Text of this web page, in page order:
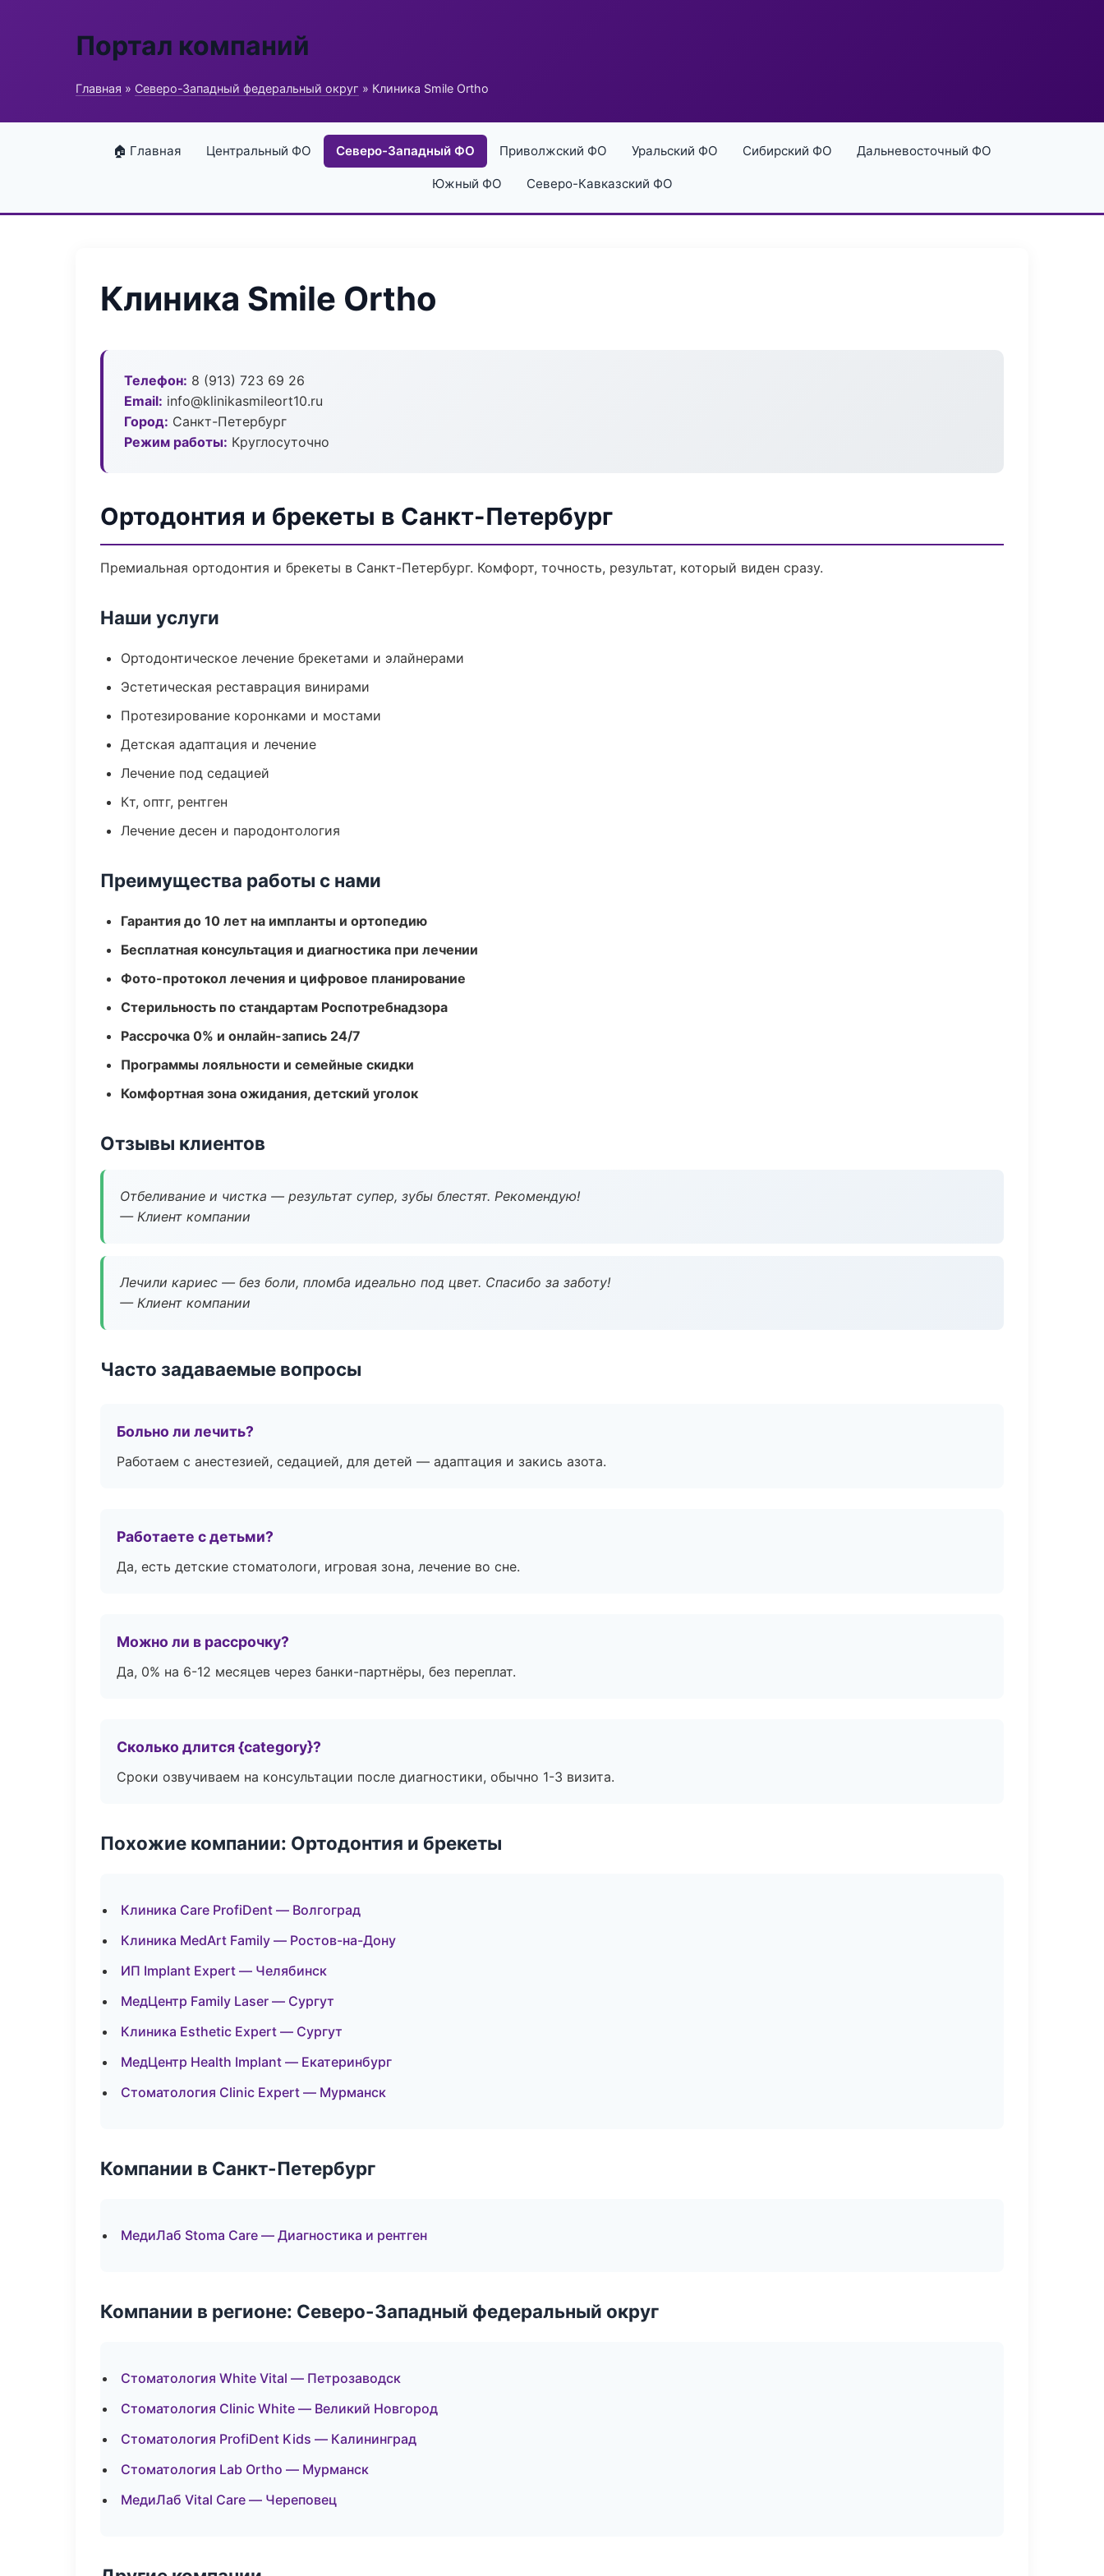
Портал компаний
Главная » Северо-Западный федеральный округ » Клиника Smile Ortho
🏠 Главная Центральный ФО Северо-Западный ФО Приволжский ФО Уральский ФО Сибирский ФО Дальневосточный ФО
Южный ФО Северо-Кавказский ФО
Клиника Smile Ortho
Телефон: 8 (913) 723 69 26
Email: info@klinikasmileort10.ru
Город: Санкт-Петербург
Режим работы: Круглосуточно
Ортодонтия и брекеты в Санкт-Петербург
Премиальная ортодонтия и брекеты в Санкт-Петербург. Комфорт, точность, результат, который виден сразу.
Наши услуги
Ортодонтическое лечение брекетами и элайнерами
Эстетическая реставрация винирами
Протезирование коронками и мостами
Детская адаптация и лечение
Лечение под седацией
Кт, оптг, рентген
Лечение десен и пародонтология
Преимущества работы с нами
Гарантия до 10 лет на импланты и ортопедию
Бесплатная консультация и диагностика при лечении
Фото-протокол лечения и цифровое планирование
Стерильность по стандартам Роспотребнадзора
Рассрочка 0% и онлайн-запись 24/7
Программы лояльности и семейные скидки
Комфортная зона ожидания, детский уголок
Отзывы клиентов
Отбеливание и чистка — результат супер, зубы блестят. Рекомендую!
— Клиент компании
Лечили кариес — без боли, пломба идеально под цвет. Спасибо за заботу!
— Клиент компании
Часто задаваемые вопросы
Больно ли лечить?
Работаем с анестезией, седацией, для детей — адаптация и закись азота.
Работаете с детьми?
Да, есть детские стоматологи, игровая зона, лечение во сне.
Можно ли в рассрочку?
Да, 0% на 6-12 месяцев через банки-партнёры, без переплат.
Сколько длится {category}?
Сроки озвучиваем на консультации после диагностики, обычно 1-3 визита.
Похожие компании: Ортодонтия и брекеты
Клиника Care ProfiDent — Волгоград
Клиника MedArt Family — Ростов-на-Дону
ИП Implant Expert — Челябинск
МедЦентр Family Laser — Сургут
Клиника Esthetic Expert — Сургут
МедЦентр Health Implant — Екатеринбург
Стоматология Clinic Expert — Мурманск
Компании в Санкт-Петербург
МедиЛаб Stoma Care — Диагностика и рентген
Компании в регионе: Северо-Западный федеральный округ
Стоматология White Vital — Петрозаводск
Стоматология Clinic White — Великий Новгород
Стоматология ProfiDent Kids — Калининград
Стоматология Lab Ortho — Мурманск
МедиЛаб Vital Care — Череповец